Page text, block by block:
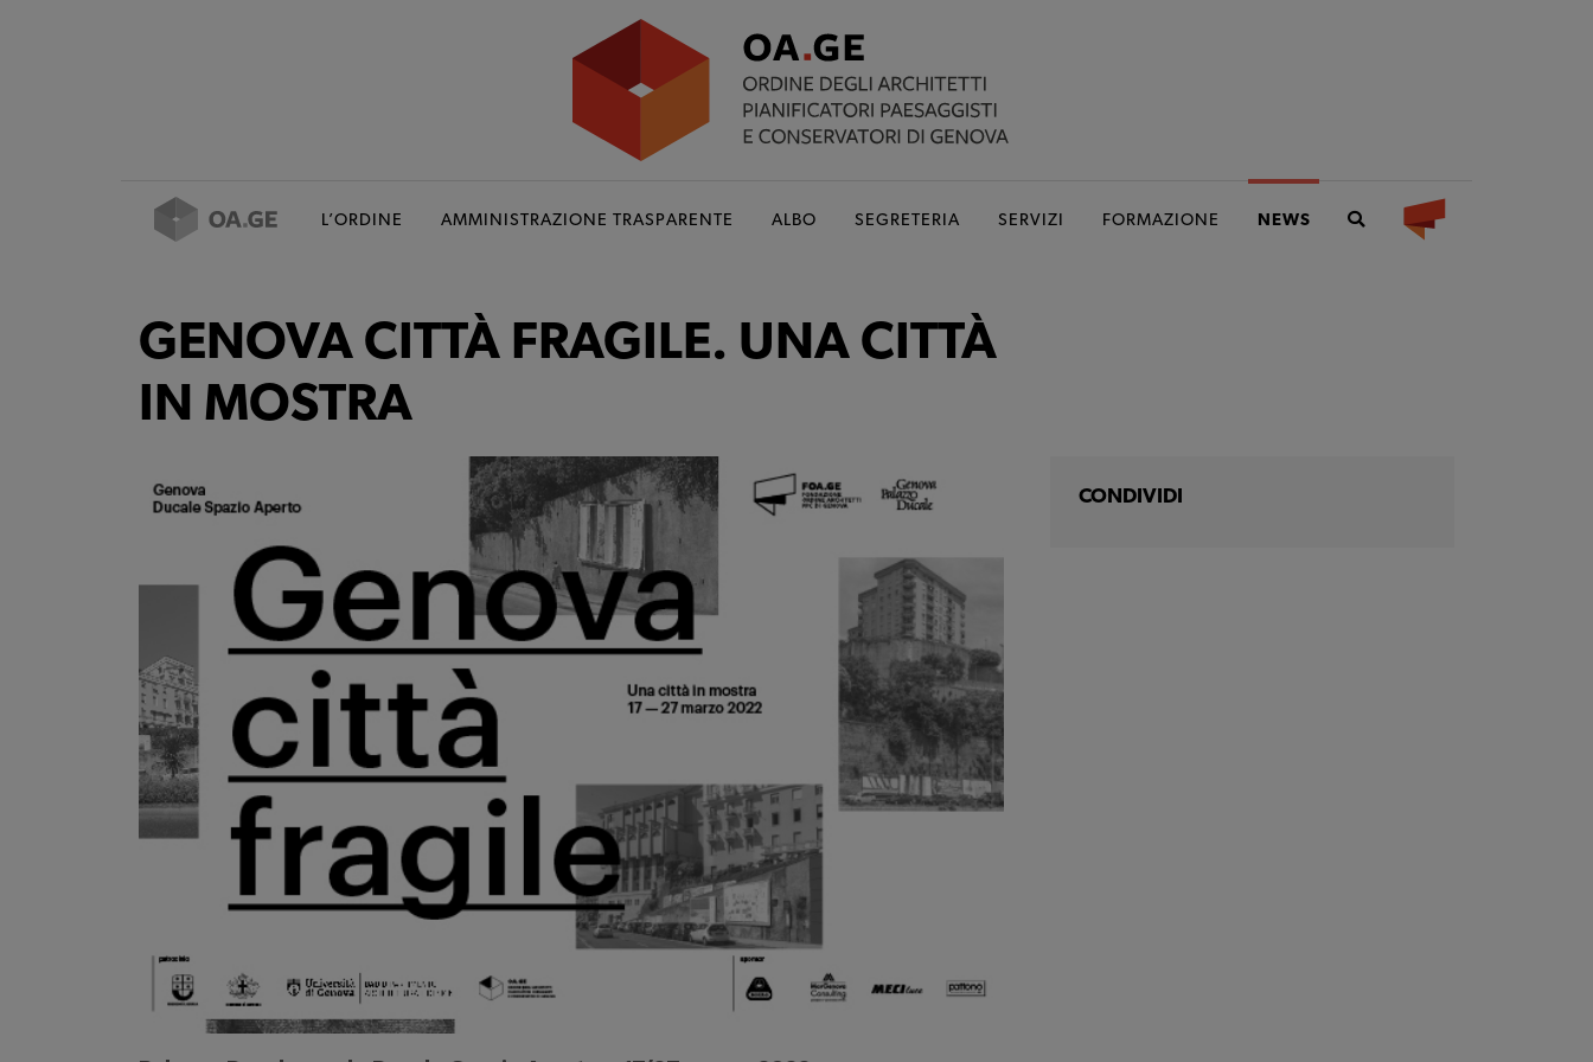
L’ORDINE AMMINISTRAZIONE TRASPARENTE ALBO SEGRETERIA SERVIZI FORMAZIONE NEWS
GENOVA CITTÀ FRAGILE. UNA CITTÀ
IN MOSTRA
CONDIVIDI